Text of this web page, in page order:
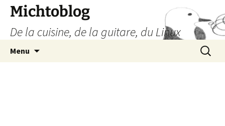
Aller
contenu
Michtoblog
De la cuisine, de la guitare, du Linux
Menu